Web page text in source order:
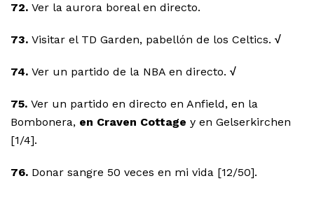
72. Ver la aurora boreal en directo.
73. Visitar el TD Garden, pabellón de los Celtics. √
74. Ver un partido de la NBA en directo. √
75. Ver un partido en directo en Anfield, en la
Bombonera, en Craven Cottage y en Gelserkirchen
[1/4].
76. Donar sangre 50 veces en mi vida [12/50].